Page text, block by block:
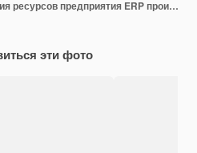
Концепция планирования ресурсов предприятия ERP производительность и улучшение компании Иллюстрационный веб-сайт
эти фото